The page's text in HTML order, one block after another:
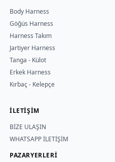
Body Harness
Göğüs Harness
Harness Takım
Jartiyer Harness
Tanga - Külot
Erkek Harness
Kırbaç - Kelepçe
İLETİŞİM
BİZE ULAŞIN
WHATSAPP İLETİŞİM
PAZARYERLERİ